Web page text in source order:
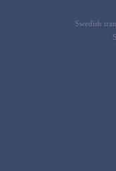
Swedish